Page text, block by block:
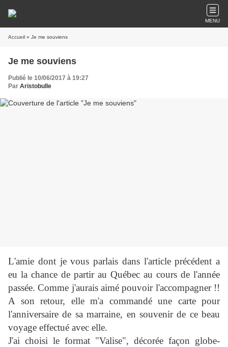
MENU
Accueil » Je me souviens
Je me souviens
Publié le 10/06/2017 à 19:27
Par Aristobulle
L'amie dont je vous parlais dans l'article précédent a
eu la chance de partir au Québec au cours de l'année
passée. Comme j'aurais aimé pouvoir l'accompagner !!
A son retour, elle m'a commandé une carte pour
l'anniversaire de sa marraine, en souvenir de ce beau
voyage effectué avec elle.
J'ai choisi le format "Valise", décorée façon globe-